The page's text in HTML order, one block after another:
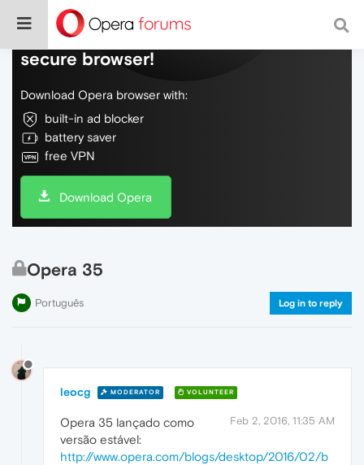
Do more on the web, with a fast and
secure browser!
Download Opera browser with:
built-in ad blocker
battery saver
free VPN
Download Opera
Opera 35
Português Log in to reply
leocg MODERATOR VOLUNTEER
Feb 2, 2016, 11:35 AM
Opera 35 lançado como
versão estável:
http://www.opera.com/blogs/desktop/2016/02/b